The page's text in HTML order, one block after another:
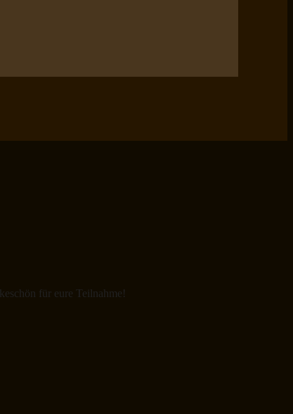
für eure Teilnahme!